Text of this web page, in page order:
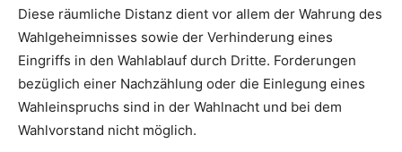
Diese räumliche Distanz dient vor allem der Wahrung des
Wahlgeheimnisses sowie der Verhinderung eines
Eingriffs in den Wahlablauf durch Dritte. Forderungen
bezüglich einer Nachzählung oder die Einlegung eines
Wahleinspruchs sind in der Wahlnacht und bei dem
Wahlvorstand nicht möglich.